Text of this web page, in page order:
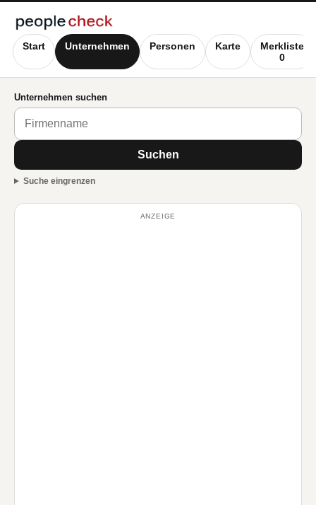
Start Unternehmen Personen Karte
Merkliste
0
Unternehmen suchen
Suchen
Suche eingrenzen
ANZEIGE